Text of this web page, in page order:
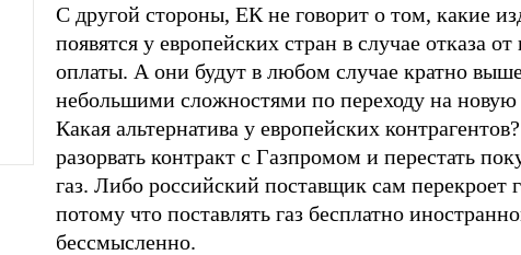
С другой стороны, ЕК не говорит о том, какие
появятся у европейских стран в случае отказа
оплаты. А они будут в любом случае кратно
небольшими сложностями по переходу на новую
Какая альтернатива у европейских
разорвать контракт с Газпромом и перестать
газ. Либо российский поставщик сам перекроет
потому что поставлять газ бесплатно
бессмысленно.